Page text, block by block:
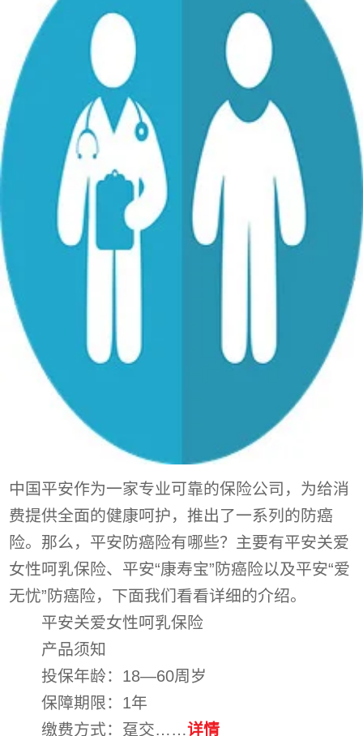
中国平安作为一家专业可靠的保险公司，为给消
费提供全面的健康呵护，推出了一系列的防癌
险。那么，平安防癌险有哪些？主要有平安关爱
女性呵乳保险、平安“康寿宝”防癌险以及平安“爱
无忧”防癌险，下面我们看看详细的介绍。
平安关爱女性呵乳保险
产品须知
投保年龄：18—60周岁
保障期限：1年
缴费方式：趸交……详情